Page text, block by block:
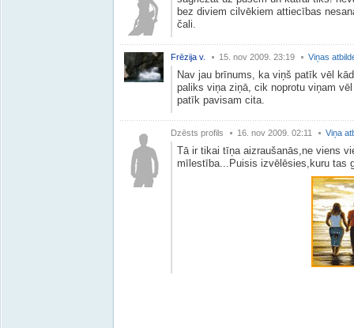
bez diviem cilvēkiem attiecības
čali.
Frēzija v. 15. nov 2009. 23:19 Viņas
Nav jau brīnums, ka viņš patīk vēl
paliks viņa ziņā, cik noprotu viņam
patīk pavisam cita.
Dzēsts profils 16. nov 2009. 02:11 Viņa
Tā ir tikai tīņa aizraušanās,ne viens
mīlestība...Puisis izvēlēsies,kuru tas